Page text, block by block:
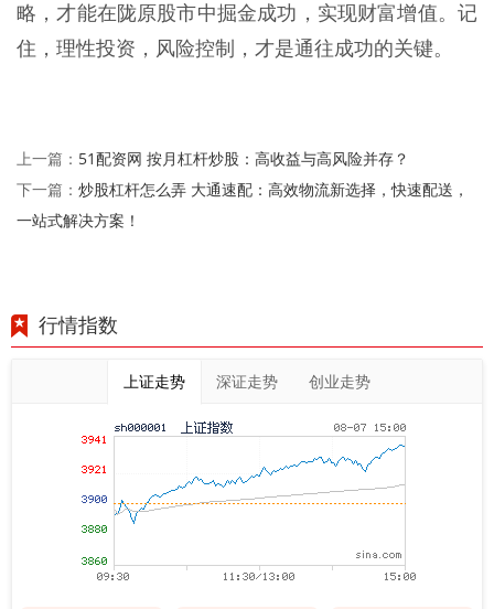
略，才能在陇原股市中掘金成功，实现财富增值。记
住，理性投资，风险控制，才是通往成功的关键。
上一篇： 51配资网 按月杠杆炒股：高收益与高风险并存？
下一篇： 炒股杠杆怎么弄 大通速配：高效物流新选择，快速配送，
一站式解决方案！
行情指数
上证走势 深证走势 创业走势